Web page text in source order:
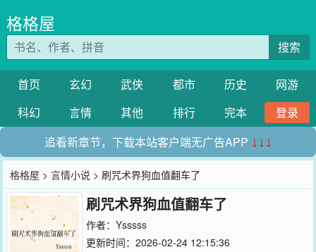
格格屋
搜索
首页 玄幻 武侠 都市 历史
网游
科幻
言情 其他 排行 完本
登录
追看新章节，下载本站客户端无广告APP ↓↓↓
格格屋 >言情小说 > 刷咒术界狗血值翻车了
刷咒术界狗血值翻车了
作者： Ysssss
更新时间：2026-02-24 12:15:36